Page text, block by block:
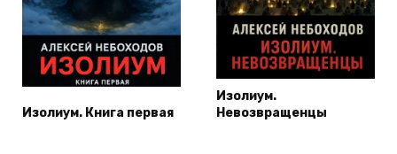
Изолиум. Книга первая
Изолиум.
Невозвращенцы